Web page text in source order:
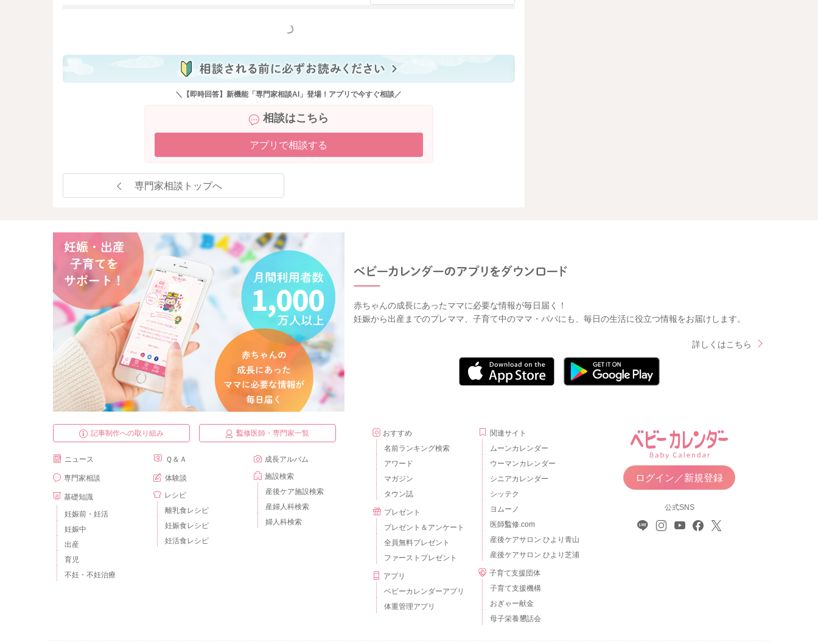
もっと見る
＼【即時回答】新機能「専門家相談AI」登場！アプリで今すぐ相談／
相談はこちら
アプリで相談する
専門家相談トップへ
赤ちゃんの成長にあったママに必要な情報が毎日届く！
妊娠から出産までのプレママ、子育て中のママ・パパにも、毎日の生活に役立つ情報をお届けします。
詳しくはこちら
記事制作への取り組み 監修医師・専門家一覧
ニュース
専門家相談
基礎知識
妊娠前・妊活
妊娠中
出産
育児
不妊・不妊治療
Ｑ＆Ａ
体験談
レシピ
離乳食レシピ
妊娠食レシピ
妊活食レシピ
成長アルバム
施設検索
産後ケア施設検索
産婦人科検索
婦人科検索
おすすめ
名前ランキング検索
アワード
マガジン
タウン誌
プレゼント
プレゼント＆アンケート
全員無料プレゼント
ファーストプレゼント
アプリ
ベビーカレンダーアプリ
体重管理アプリ
関連サイト
ムーンカレンダー
ウーマンカレンダー
シニアカレンダー
シッテク
ヨムーノ
医師監修.com
産後ケアサロン ひより青山
産後ケアサロン ひより芝浦
子育て支援団体
子育て支援機構
おぎゃー献金
母子栄養懇話会
ログイン／新規登録
公式SNS